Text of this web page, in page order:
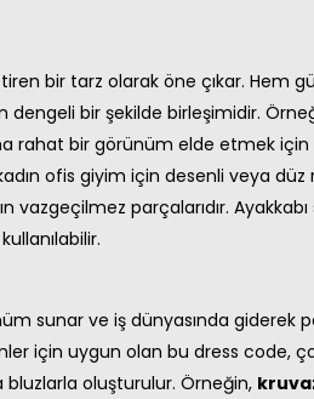
bir tarz olarak öne çıkar. Hem
dengeli bir şekilde birleşimidir.
rahat bir görünüm elde etmek
ofis giyim için desenli veya düz
parçalarıdır.
sunar ve iş dünyasında giderek
için uygun olan bu dress code,
oluşturulur. Örneğin,